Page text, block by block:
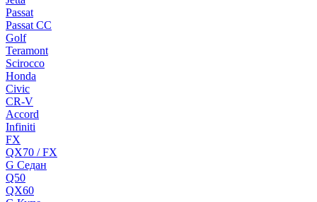
Passat
Passat CC
Golf
Teramont
Scirocco
Honda
Civic
CR-V
Accord
Infiniti
FX
QX70 / FX
G Cедан
Q50
QX60